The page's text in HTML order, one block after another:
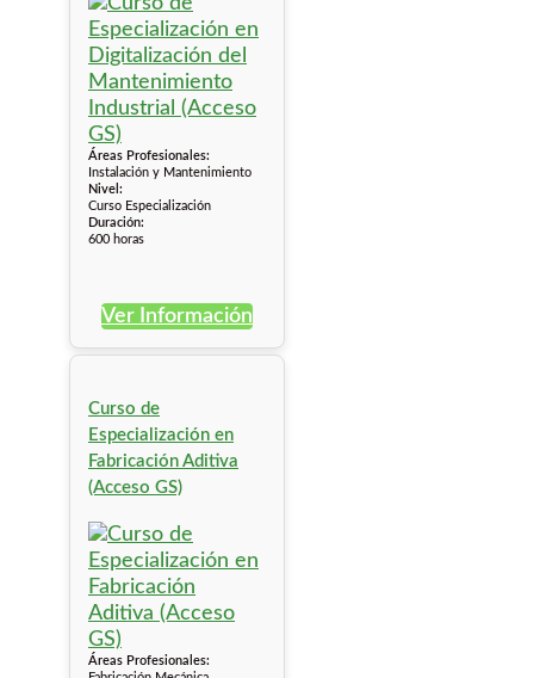
Áreas Profesionales:
Instalación y Mantenimiento
Nivel:
Curso Especialización
Duración:
600 horas
Ver Información
Curso de
Especialización en
Fabricación Aditiva
(Acceso GS)
Áreas Profesionales: